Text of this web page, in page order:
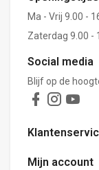
Ma - Vrij 9.00 -
Zaterdag 9.00 -
Social media
Blijf op de
Mijn account